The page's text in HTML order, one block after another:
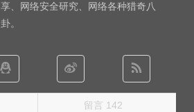
享、网络安全研究、网络各种猎奇八
卦。
留言 142